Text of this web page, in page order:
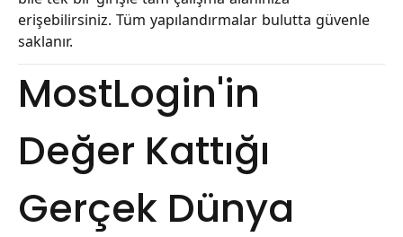
erişebilirsiniz. Tüm yapılandırmalar bulutta güvenle
saklanır.
MostLogin'in
Değer Kattığı
Gerçek Dünya